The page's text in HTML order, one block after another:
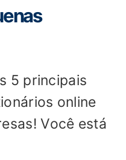
5 principais
online
Você está